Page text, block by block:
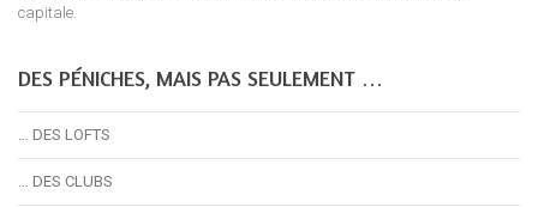
capitale.
DES PÉNICHES, MAIS PAS SEULEMENT …
… DES LOFTS
… DES CLUBS